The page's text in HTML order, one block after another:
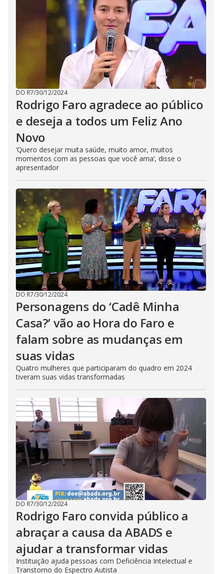
DO R7/30/12/2024
Rodrigo Faro agradece ao público
e deseja a todos um Feliz Ano
Novo
‘Quero desejar muita saúde, muito amor, muitos
momentos com as pessoas que você ama’, disse o
apresentador
DO R7/30/12/2024
Personagens do ‘Cadê Minha
Casa?’ vão ao Hora do Faro e
falam sobre as mudanças em
suas vidas
Quatro mulheres que participaram do quadro em 2024
tiveram suas vidas transformadas
DO R7/30/12/2024
Rodrigo Faro convida público a
abraçar a causa da ABADS e
ajudar a transformar vidas
Instituição ajuda pessoas com Deficiência Intelectual e
Transtorno do Espectro Autista